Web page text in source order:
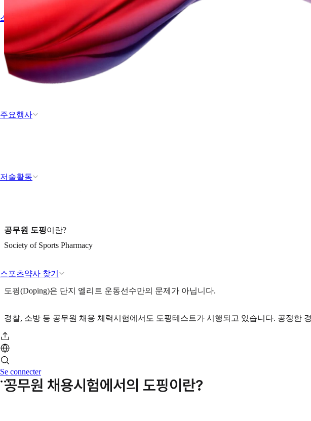
스포츠약학과 도핑
주요행사
저술활동
스포츠약사 찾기
Se connecter
공무원 도핑이란?
Society of Sports Pharmacy
도핑(Doping)은 단지 엘리트 운동선수만의 문제가 아닙니다.
경찰, 소방 등 공무원 채용 체력시험에서도 도핑테스트가 시행되고 있습니다. 공정한
공무원 채용시험에서의 도핑이란?